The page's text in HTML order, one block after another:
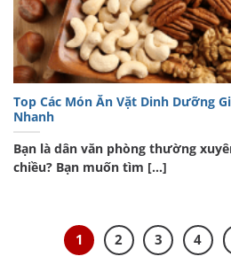
Top Các Món Ăn Vặt Dinh Dưỡng
Nhanh
Bạn là dân văn phòng thường
chiều? Bạn muốn tìm [...]
1 2 3 4